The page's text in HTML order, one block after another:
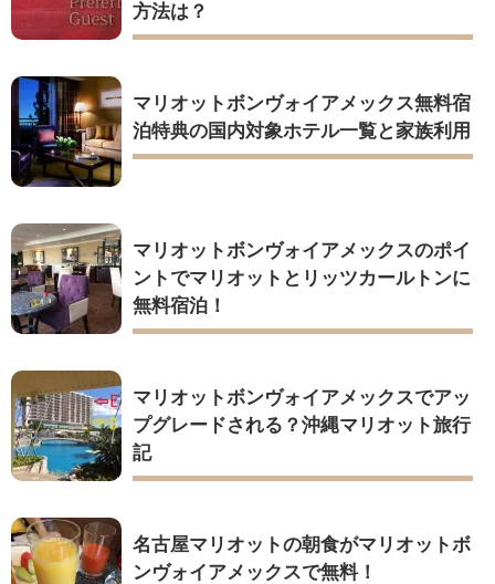
方法は？
マリオットボンヴォイアメックス無料宿
泊特典の国内対象ホテル一覧と家族利用
マリオットボンヴォイアメックスのポイ
ントでマリオットとリッツカールトンに
無料宿泊！
マリオットボンヴォイアメックスでアッ
プグレードされる？沖縄マリオット旅行
記
名古屋マリオットの朝食がマリオットボ
ンヴォイアメックスで無料！